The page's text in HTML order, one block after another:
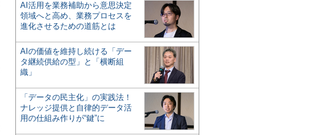
AI活用を業務補助から意思決定
領域へと高め、業務プロセスを
進化させるための道筋とは
AIの価値を維持し続ける「デー
タ継続供給の型」と「横断組
織」
「データの民主化」の実践法！
ナレッジ提供と自律的データ活
用の仕組み作りが“鍵”に